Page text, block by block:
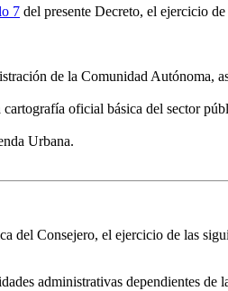
7 del presente Decreto, el ejercicio
de la Comunidad Autónoma,
oficial básica del sector
Urbana.
del Consejero, el ejercicio de las
administrativas dependientes de